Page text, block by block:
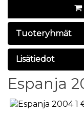
Tuoteryhmät
Lisätiedot
Espanja